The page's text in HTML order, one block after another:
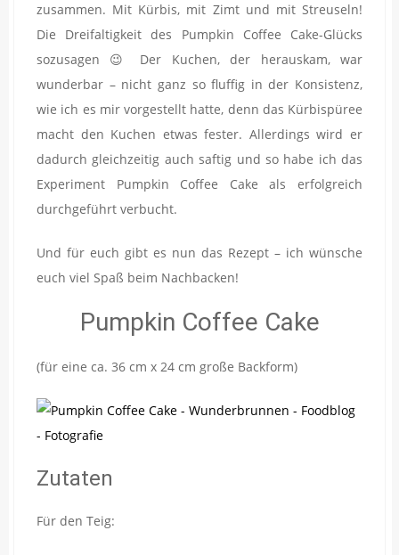
zusammen. Mit Kürbis, mit Zimt und mit Streuseln!
Die Dreifaltigkeit des Pumpkin Coffee Cake-Glücks
sozusagen 😉 Der Kuchen, der herauskam, war
wunderbar – nicht ganz so fluffig in der Konsistenz,
wie ich es mir vorgestellt hatte, denn das Kürbispüree
macht den Kuchen etwas fester. Allerdings wird er
dadurch gleichzeitig auch saftig und so habe ich das
Experiment Pumpkin Coffee Cake als erfolgreich
durchgeführt verbucht.
Und für euch gibt es nun das Rezept – ich wünsche
euch viel Spaß beim Nachbacken!
Pumpkin Coffee Cake
(für eine ca. 36 cm x 24 cm große Backform)
Zutaten
Für den Teig: